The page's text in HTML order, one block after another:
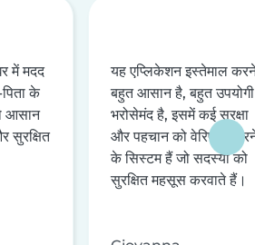
में मदद
के
आसान
सुरक्षित
यह एप्लिकेशन इस्तेमाल
बहुत आसान है, बहुत
भरोसेमंद है, इसमें कई सुरक्षा
और पहचान को वेरिफ़ाई
के सिस्टम हैं जो सदस्यों को
सुरक्षित महसूस करवाते हैं।